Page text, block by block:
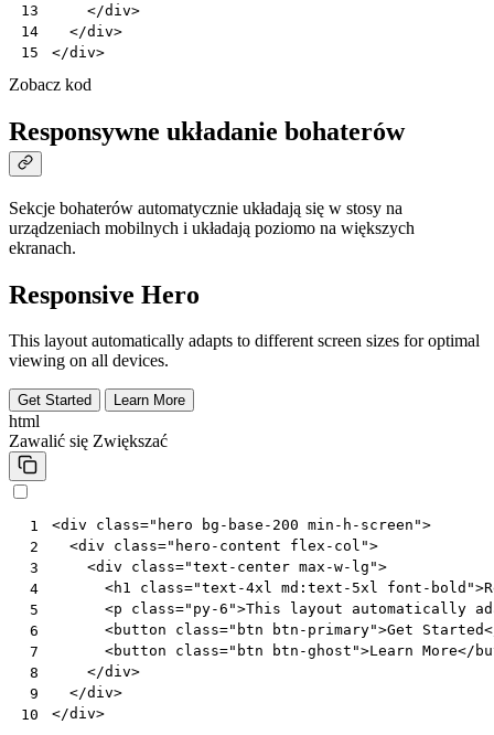
13
14
15
</div>
</div>
</div>
Zobacz kod
Responsywne układanie bohaterów
Sekcje bohaterów automatycznie układają się w stosy na
urządzeniach mobilnych i układają poziomo na większych
ekranach.
Responsive Hero
This layout automatically adapts to different screen sizes for optimal
viewing on all devices.
Get Started Learn More
html
Zawalić się Zwiększać
1
2
3
4
5
6
7
8
9
10
<div class="hero bg-base-200 min-h-screen">
<div class="hero-content flex-col">
<div class="text-center max-w-lg">
<h1 class="text-4xl md:text-5xl font-bold">
<p class="py-6">This layout automatically
<button class="btn btn-primary">Get Started
<button class="btn btn-ghost">Learn More</
</div>
</div>
</div>